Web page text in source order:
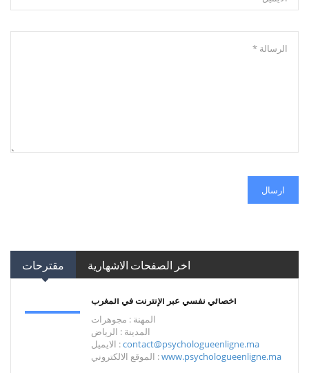
ارسال
مقترحات اخر الصفحات الاشهارية
أخصائي نفسي عبر الإنترنت في المغرب
المهنة : مجوهرات
المدينة : الرياض
الايميل :contact@psychologueenligne.ma
الموقع الالكتروني :www.psychologueenligne.ma